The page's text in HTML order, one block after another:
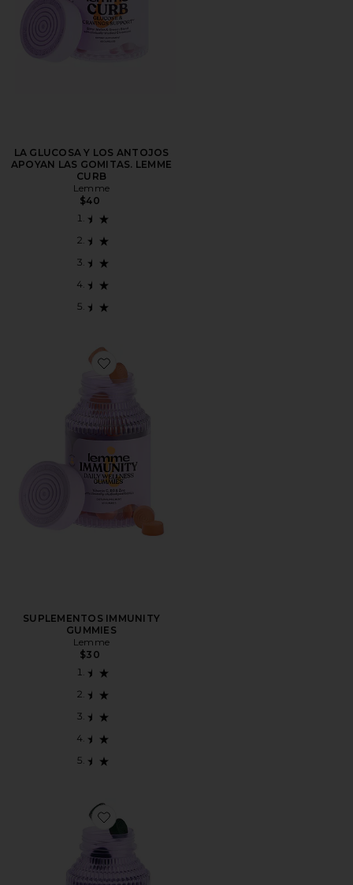
LA GLUCOSA Y LOS ANTOJOS
APOYAN LAS GOMITAS. LEMME
CURB
Lemme
$40
Favorite SUPLEMENTOS IMMUNITY GUMMIES
SUPLEMENTOS IMMUNITY
GUMMIES
Lemme
$30
Favorite SUPLEMENTOS